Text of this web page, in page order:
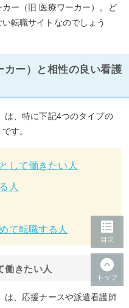
スキルは高いが返事は
アリング力、提案力、
ー（旧 医療ワーカー）。ど
転職サイトなのでしょう
ー）と相性の良い看護
は、特に下記4つのタイプの
す。
して働きたい人
人
て転職する人
働きたい人
は、応援ナースや派遣看護師